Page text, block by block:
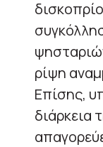
ρίψη
Επίσης,
διάρκεια